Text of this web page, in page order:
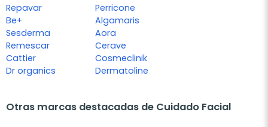
Repavar
Be+
Sesderma
Remescar
Cattier
Dr organics
Perricone
Algamaris
Aora
Cerave
Cosmeclinik
Dermatoline
Otras marcas destacadas de Cuidado Facial